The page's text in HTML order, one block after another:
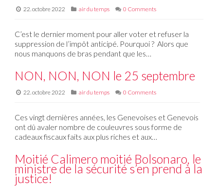
22. octobre 2022 air du temps 0 Comments
C’est le dernier moment pour aller voter et refuser la
suppression de l’impôt anticipé. Pourquoi ? Alors que
nous manquons de bras pendant que les…
NON, NON, NON le 25 septembre
22. octobre 2022 air du temps 0 Comments
Ces vingt dernières années, les Genevoises et Genevois
ont dû avaler nombre de couleuvres sous forme de
cadeaux fiscaux faits aux plus riches et aux…
Moitié Calimero moitié Bolsonaro, le
ministre de la sécurité s’en prend à la
justice!